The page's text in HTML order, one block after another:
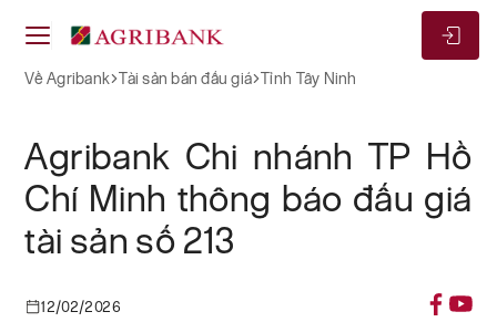
Về Agribank Tài sản bán đấu giá Tỉnh Tây Ninh
Agribank Chi nhánh TP Hồ
Chí Minh thông báo đấu giá
tài sản số 213
12/02/2026